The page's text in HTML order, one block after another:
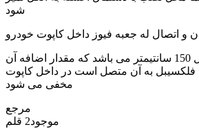
شود
اتصال له جعبه فیوز داخل کاپوت خودرو
طول این فلکسیبل 150 سانتیمتر می باشد که مقدار اضافه آن
به آن متصل است در داخل کاپوت
مخفی می شود
مرجع
موجود2 قلم